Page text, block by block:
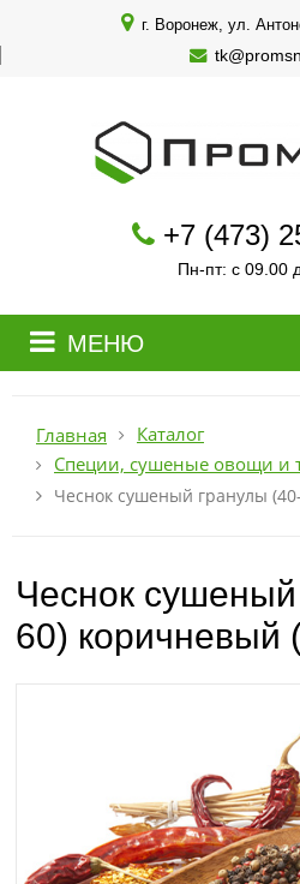
г. Воронеж, ул.
+7 (473)
Пн-пт: с 09.00
МЕНЮ
Главная
Каталог
Специи, сушеные овощи и
Чеснок сушеный гранулы
Чеснок
60) коричневый